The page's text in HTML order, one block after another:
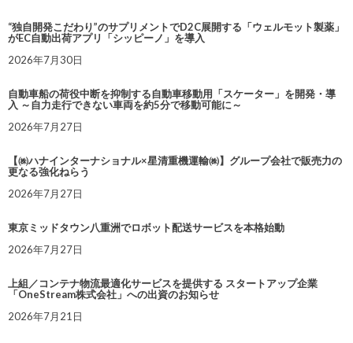
“独自開発こだわり”のサプリメントでD2C展開する「ウェルモット製薬」
がEC自動出荷アプリ「シッピーノ」を導入
2026年7月30日
自動車船の荷役中断を抑制する自動車移動用「スケーター」を開発・導
入 ～自力走行できない車両を約5分で移動可能に～
2026年7月27日
【㈱ハナインターナショナル×星清重機運輸㈱】グループ会社で販売力の
更なる強化ねらう
2026年7月27日
東京ミッドタウン八重洲でロボット配送サービスを本格始動
2026年7月27日
上組／コンテナ物流最適化サービスを提供する スタートアップ企業
「OneStream株式会社」への出資のお知らせ
2026年7月21日